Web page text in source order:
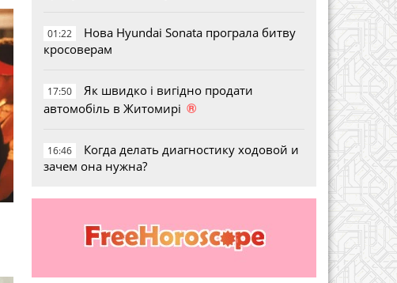
01:22
Нова Hyundai Sonata програла битву
кросоверам
17:50
Як швидко і вигідно продати
автомобіль в Житомирі ®
16:46
Когда делать диагностику ходовой и
зачем она нужна?